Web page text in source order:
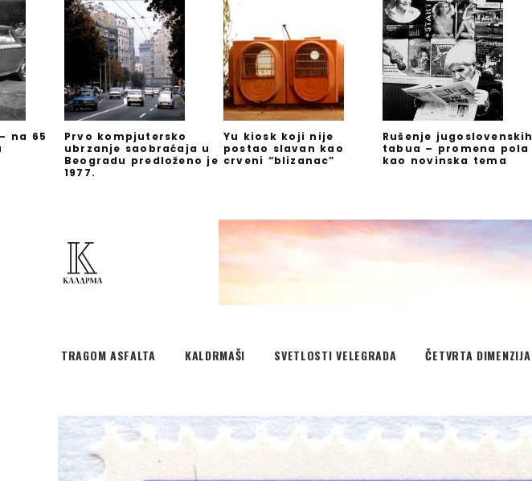
na 65
Prvo kompjutersko
ubrzanje saobraćaja u
Beogradu predloženo je
1977.
Yu kiosk koji nije
postao slavan kao
crveni “blizanac”
Rušenje jugoslovenskih
tabua – promena pola
kao novinska tema
TRAGOM ASFALTA KALDRMAŠI SVETLOSTI VELEGRADA ČETVRTA DIMENZIJA